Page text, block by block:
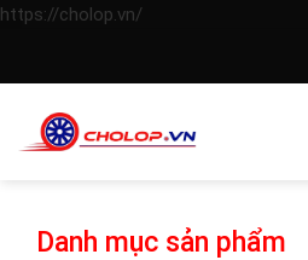
https://cholop.vn/Skip
Danh mục sản phẩm